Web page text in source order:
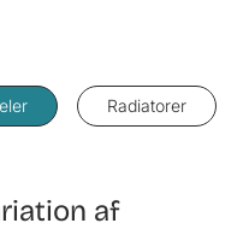
Radiatorer
af